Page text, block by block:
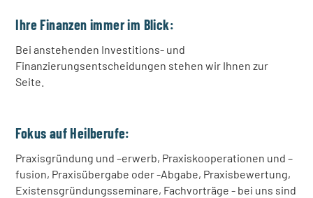
Ihre Finanzen immer im Blick:
Bei anstehenden Investitions- und
Finanzierungsentscheidungen stehen wir Ihnen zur
Seite.
Fokus auf Heilberufe:
Praxisgründung und –erwerb, Praxiskooperationen und –
fusion, Praxisübergabe oder -Abgabe, Praxisbewertung,
Existensgründungsseminare, Fachvorträge - bei uns sind